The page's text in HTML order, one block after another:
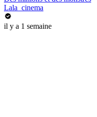
Lala_cinema
il y a 1 semaine